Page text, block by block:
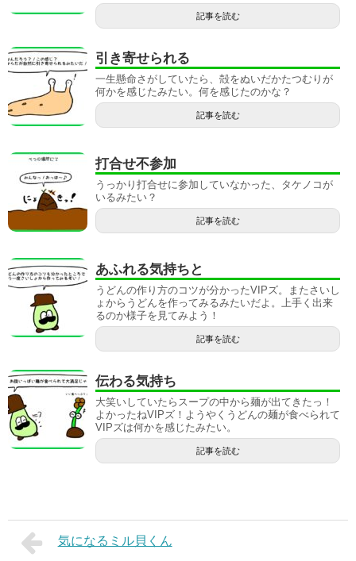
記事を読む
引き寄せられる
一生懸命さがしていたら、殻をぬいだかたつむりが
何かを感じたみたい。何を感じたのかな？
記事を読む
打合せ不参加
うっかり打合せに参加していなかった、タケノコが
いるみたい？
記事を読む
あふれる気持ちと
うどんの作り方のコツが分かったVIPズ。またさいし
ょからうどんを作ってみるみたいだよ。上手く出来
るのか様子を見てみよう！
記事を読む
伝わる気持ち
大笑いしていたらスープの中から麺が出てきたっ！
よかったねVIPズ！ようやくうどんの麺が食べられて
VIPズは何かを感じたみたい。
記事を読む
気になるミル貝くん